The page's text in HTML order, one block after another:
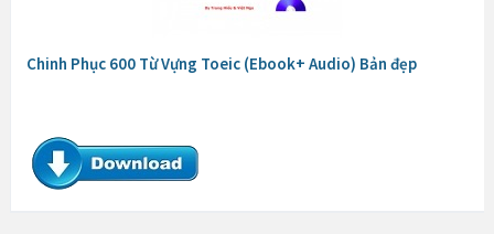
Chinh Phục 600 Từ Vựng Toeic (Ebook+ Audio) Bản đẹp